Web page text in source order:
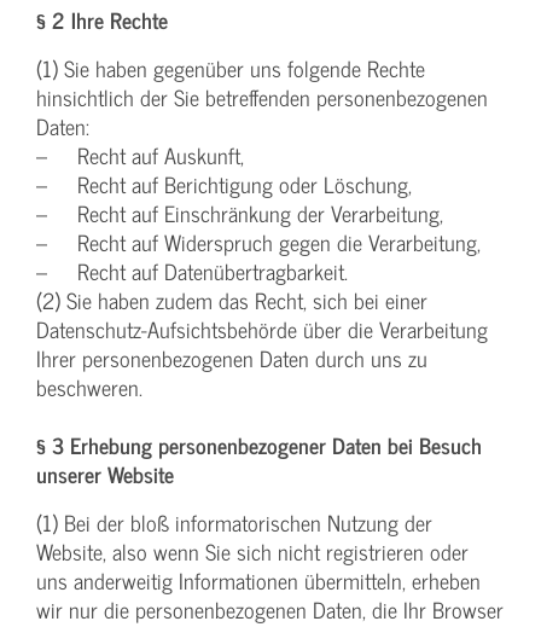
§ 2 Ihre Rechte
(1) Sie haben gegenüber uns folgende Rechte
hinsichtlich der Sie betreffenden personenbezogenen
Daten:
– Recht auf Auskunft,
– Recht auf Berichtigung oder Löschung,
– Recht auf Einschränkung der Verarbeitung,
– Recht auf Widerspruch gegen die Verarbeitung,
– Recht auf Datenübertragbarkeit.
(2) Sie haben zudem das Recht, sich bei einer
Datenschutz-Aufsichtsbehörde über die Verarbeitung
Ihrer personenbezogenen Daten durch uns zu
beschweren.
§ 3 Erhebung personenbezogener Daten bei Besuch
unserer Website
(1) Bei der bloß informatorischen Nutzung der
Website, also wenn Sie sich nicht registrieren oder
uns anderweitig Informationen übermitteln, erheben
wir nur die personenbezogenen Daten, die Ihr Browser